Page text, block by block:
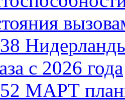
с 2026 года
МАРТ